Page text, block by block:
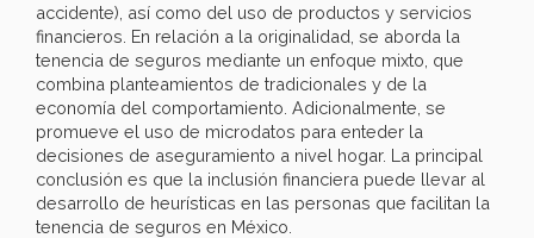
accidente), así como del uso de productos y servicios
financieros. En relación a la originalidad, se aborda la
tenencia de seguros mediante un enfoque mixto, que
combina planteamientos de tradicionales y de la
economía del comportamiento. Adicionalmente, se
promueve el uso de microdatos para enteder la
decisiones de aseguramiento a nivel hogar. La principal
conclusión es que la inclusión financiera puede llevar al
desarrollo de heurísticas en las personas que facilitan la
tenencia de seguros en México.